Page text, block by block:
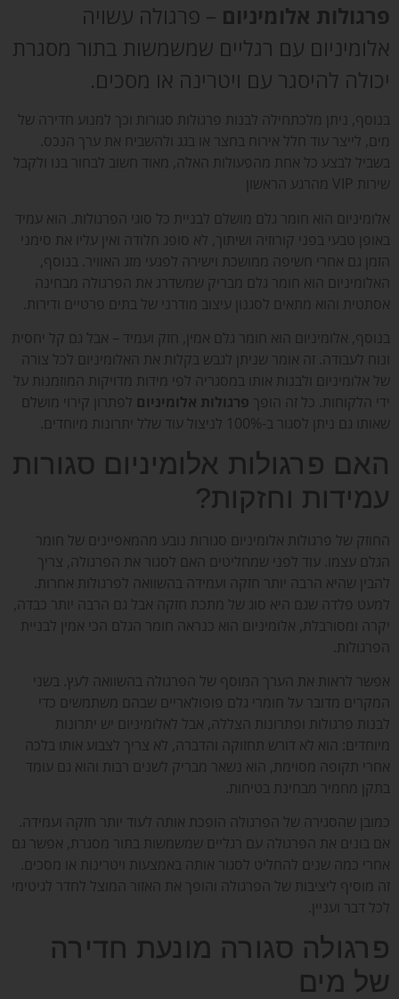
פרגולות אלומיניום – פרגולה עשויה
אלומיניום עם רגליים שמשמשות בתור מסגרת
יכולה להיסגר עם ויטרינה או מסכים.
בנוסף, ניתן מלכתחילה לבנות פרגולות סגורות וכך למנוע חדירה של
מים, לייצר עוד חלל אירוח בחצר או בגג ולהשביח את ערך הנכס.
בשביל לבצע כל אחת מהפעולות האלה, מאוד חשוב לבחור בנו ולקבל
שירות VIP מהרגע הראשון
אלומיניום הוא חומר גלם מושלם לבניית כל סוגי הפרגולות. הוא עמיד
באופן טבעי בפני קורוזיה ושיתוך, לא סופג חלודה ואין עליו את סימני
הזמן גם אחרי חשיפה ממושכת וישירה לפגעי מזג האוויר. בנוסף,
האלומיניום הוא חומר גלם מבריק שמשדרג את הפרגולה מבחינה
אסתטית והוא מתאים לסגנון עיצוב מודרני של בתים פרטיים ודירות.
בנוסף, אלומיניום הוא חומר גלם אמין, חזק ועמיד – אבל גם קל יחסית
ונוח לעבודה. זה אומר שניתן לגבש בקלות את האלומיניום לכל צורה
של אלומיניום ולבנות אותו במסגריה לפי מידות מדויקות המוזמנות על
ידי הלקוחות. כל זה הופך פרגולות אלומיניום לפתרון קירוי מושלם
שאותו גם ניתן לסגור ב-100% לניצול עוד שלל יתרונות מיוחדים.
האם פרגולות אלומיניום סגורות
עמידות וחזקות?
החוזק של פרגולות אלומיניום סגורות נובע מהמאפיינים של חומר
הגלם עצמו. עוד לפני שמחליטים האם לסגור את הפרגולה, צריך
להבין שהיא הרבה יותר חזקה ועמידה בהשוואה לפרגולות אחרות.
למעט פלדה שגם היא סוג של מתכת חזקה אבל גם הרבה יותר כבדה,
יקרה ומסורבלת, אלומיניום הוא כנראה חומר הגלם הכי אמין לבניית
הפרגולות.
אפשר לראות את הערך המוסף של הפרגולה בהשוואה לעץ. בשני
המקרים מדובר על חומרי גלם פופולאריים שבהם משתמשים כדי
לבנות פרגולות ופתרונות הצללה, אבל לאלומיניום יש יתרונות
מיוחדים: הוא לא דורש תחזוקה והדברה, לא צריך לצבוע אותו בלכה
אחרי תקופה מסוימת, הוא נשאר מבריק לשנים רבות והוא גם עומד
בתקן מחמיר מבחינת בטיחות.
כמובן שהסגירה של הפרגולה הופכת אותה לעוד יותר חזקה ועמידה.
אם בונים את הפרגולה עם רגליים שמשמשות בתור מסגרת, אפשר גם
אחרי כמה שנים להחליט לסגור אותה באמצעות ויטרינות או מסכים.
זה מוסיף ליציבות של הפרגולה והופך את האזור המוצל לחדר לגיטימי
לכל דבר ועניין.
פרגולה סגורה מונעת חדירה
של מים